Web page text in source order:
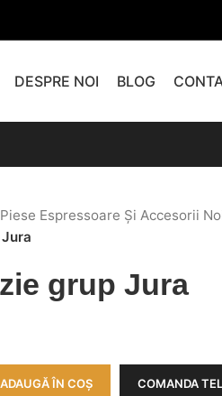
DESPRE NOI BLOG
Piese Espressoare Și Accesorii
grup Jura
ADAUGĂ ÎN COȘ COMANDA